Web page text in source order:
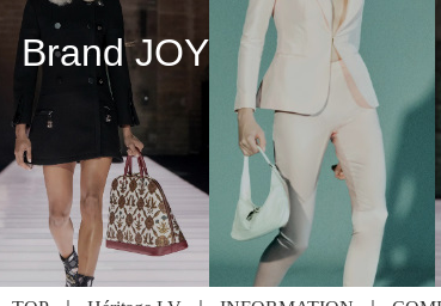
Brand JOY